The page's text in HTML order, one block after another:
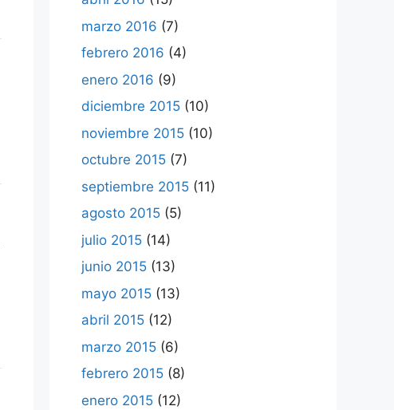
marzo 2016 (7)
febrero 2016 (4)
enero 2016 (9)
diciembre 2015 (10)
noviembre 2015 (10)
octubre 2015 (7)
septiembre 2015 (11)
agosto 2015 (5)
julio 2015 (14)
junio 2015 (13)
mayo 2015 (13)
abril 2015 (12)
marzo 2015 (6)
febrero 2015 (8)
enero 2015 (12)